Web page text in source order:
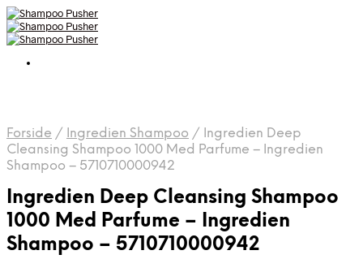
Forside / Ingredien Shampoo / Ingredien Deep
Cleansing Shampoo 1000 Med Parfume – Ingredien
Shampoo – 5710710000942
Ingredien Deep Cleansing Shampoo
1000 Med Parfume – Ingredien
Shampoo – 5710710000942